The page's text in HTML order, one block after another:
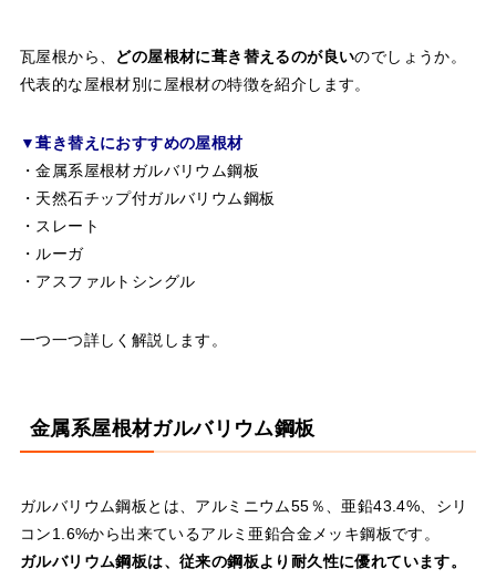
瓦屋根から、 どの屋根材に葺き替えるのが良いのでしょうか。
代表的な屋根材別に屋根材の特徴を紹介します。
▼葺き替えにおすすめの屋根材
・金属系屋根材ガルバリウム鋼板
・天然石チップ付ガルバリウム鋼板
・スレート
・ルーガ
・アスファルトシングル
一つ一つ詳しく解説します。
金属系屋根材ガルバリウム鋼板
ガルバリウム鋼板とは、アルミニウム55％、亜鉛43.4%、シリ
コン1.6%から出来ているアルミ亜鉛合金メッキ鋼板です。
ガルバリウム鋼板は、従来の鋼板より耐久性に優れています。